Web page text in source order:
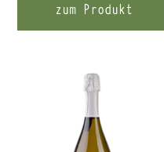
zum Produkt